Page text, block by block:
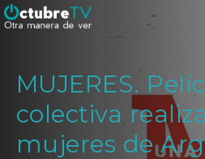
MUJERES.
colectiva
mujeres de